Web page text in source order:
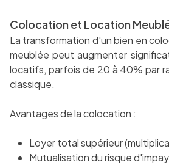
Colocation et Location
La transformation d'un bien en
meublée peut augmenter
locatifs, parfois de 20 à 40% par
classique.
Avantages de la colocation :
Loyer total supérieur
Mutualisation du risque